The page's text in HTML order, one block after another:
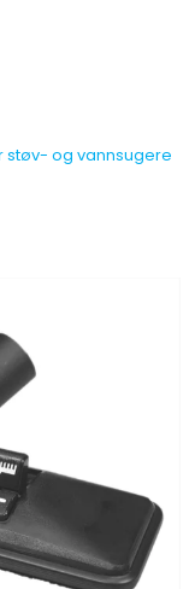
støv- og vannsugere